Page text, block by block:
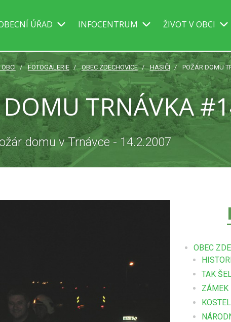
ÚŘAD INFOCENTRUM ŽIVOT V OBCI
FOTOGALERIE OBEC ZDECHOVICE HASIČI POŽÁR DOMU
DOMU TRNÁVKA
domu v Trnávce - 14.2.2007
OBEC
TAK
ZÁMEK